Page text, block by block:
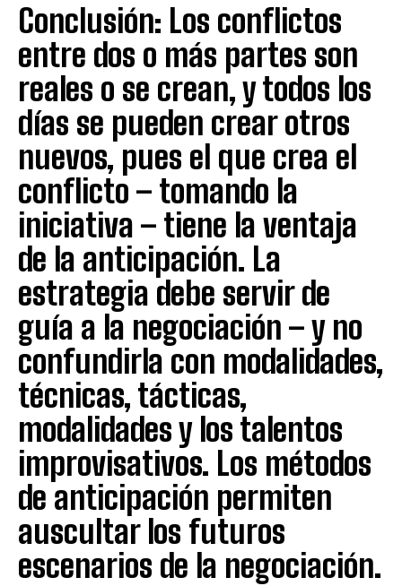
Conclusión: Los conflictos
entre dos o más partes son
reales o se crean, y todos los
días se pueden crear otros
nuevos, pues el que crea el
conflicto – tomando la
iniciativa – tiene la ventaja
de la anticipación. La
estrategia debe servir de
guía a la negociación – y no
confundirla con modalidades,
técnicas, tácticas,
modalidades y los talentos
improvisativos. Los métodos
de anticipación permiten
auscultar los futuros
escenarios de la negociación.